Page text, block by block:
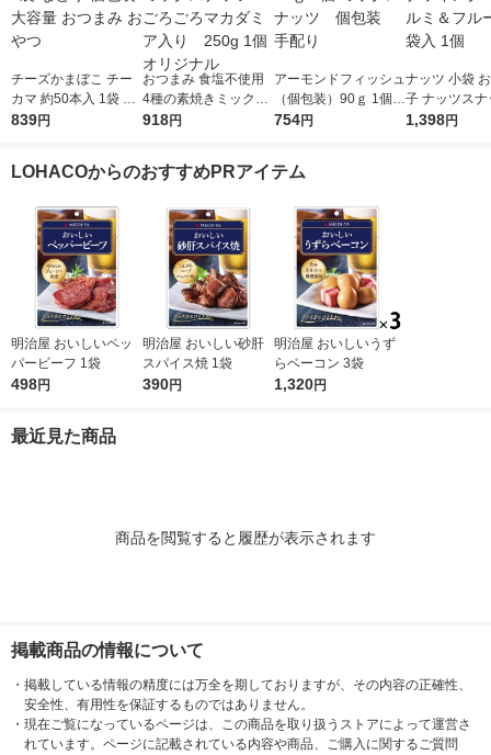
チーズかまぼこ チー
カマ 約50本入 1袋 な
とり 個包装 大容量 お
839円
おつまみ 食塩不使用
4種の素焼きミックス
ナッツ ごろごろマカ
918円
アーモンドフィッシュ
（個包装）90ｇ 1個
ミックスナッツ 個包
754円
ナッツ 小袋
子 ナッツスナ
グ７Ｄ クル
1,398円
LOHACOからのおすすめPRアイテム
明治屋 おいしいペッ
パービーフ 1袋
498円
明治屋 おいしい砂肝
スパイス焼 1袋
390円
明治屋 おいしいうず
らベーコン 3袋
1,320円
最近見た商品
商品を閲覧すると履歴が表示されます
掲載商品の情報について
・ 掲載している情報の精度には万全を期しておりますが、その内容の正確性、
安全性、有用性を保証するものではありません。
・ 現在ご覧になっているページは、この商品を取り扱うストアによって運営さ
れています。ページに記載されている内容や商品、ご購入に関するご質問